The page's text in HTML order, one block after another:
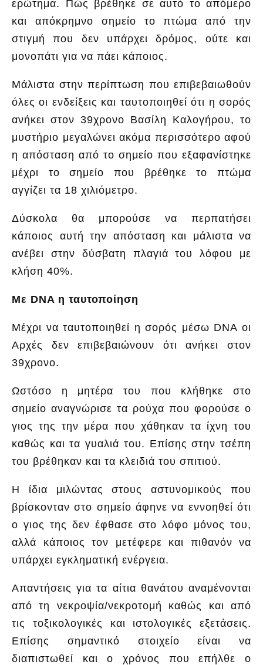
ερώτημα. Πώς βρέθηκε σε αυτό το απόμερο
και απόκρημνο σημείο το πτώμα από την
στιγμή που δεν υπάρχει δρόμος, ούτε και
μονοπάτι για να πάει κάποιος.
Μάλιστα στην περίπτωση που επιβεβαιωθούν
όλες οι ενδείξεις και ταυτοποιηθεί ότι η σορός
ανήκει στον 39χρονο Βασίλη Καλογήρου, το
μυστήριο μεγαλώνει ακόμα περισσότερο αφού
η απόσταση από το σημείο που εξαφανίστηκε
μέχρι το σημείο που βρέθηκε το πτώμα
αγγίζει τα 18 χιλιόμετρο.
Δύσκολα θα μπορούσε να περπατήσει
κάποιος αυτή την απόσταση και μάλιστα να
ανέβει στην δύσβατη πλαγιά του λόφου με
κλήση 40%.
Με DNA η ταυτοποίηση
Μέχρι να ταυτοποιηθεί η σορός μέσω DNA οι
Αρχές δεν επιβεβαιώνουν ότι ανήκει στον
39χρονο.
Ωστόσο η μητέρα του που κλήθηκε στο
σημείο αναγνώρισε τα ρούχα που φορούσε ο
γιος της την μέρα που χάθηκαν τα ίχνη του
καθώς και τα γυαλιά του. Επίσης στην τσέπη
του βρέθηκαν και τα κλειδιά του σπιτιού.
Η ίδια μιλώντας στους αστυνομικούς που
βρίσκονταν στο σημείο άφηνε να εννοηθεί ότι
ο γιος της δεν έφθασε στο λόφο μόνος του,
αλλά κάποιος τον μετέφερε και πιθανόν να
υπάρχει εγκληματική ενέργεια.
Απαντήσεις για τα αίτια θανάτου αναμένονται
από τη νεκροψία/νεκροτομή καθώς και από
τις τοξικολογικές και ιστολογικές εξετάσεις.
Επίσης σημαντικό στοιχείο είναι να
διαπιστωθεί και ο χρόνος που επήλθε ο